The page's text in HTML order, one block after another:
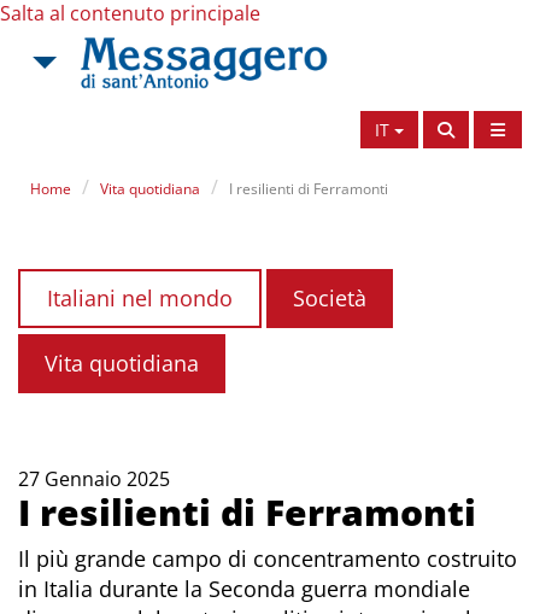
Salta al contenuto principale
IT
Home Vita quotidiana I resilienti di Ferramonti
Italiani nel mondo Società
Vita quotidiana
27 Gennaio 2025
I resilienti di Ferramonti
Il più grande campo di concentramento costruito
in Italia durante la Seconda guerra mondiale